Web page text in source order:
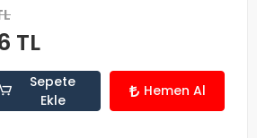
TL
Sepete
Ekle
Hemen Al